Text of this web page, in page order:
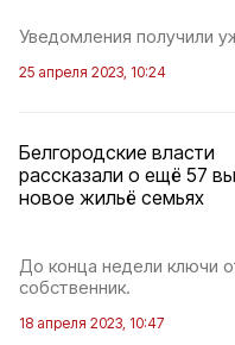
Уведомления получили
25 апреля 2023, 10:24
Белгородские власти
рассказали о ещё 57
новое жильё семьях
До конца недели ключи
собственник.
18 апреля 2023, 10:47